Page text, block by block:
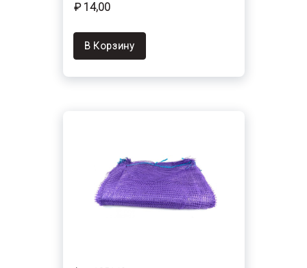
₽ 14,00
В Корзину